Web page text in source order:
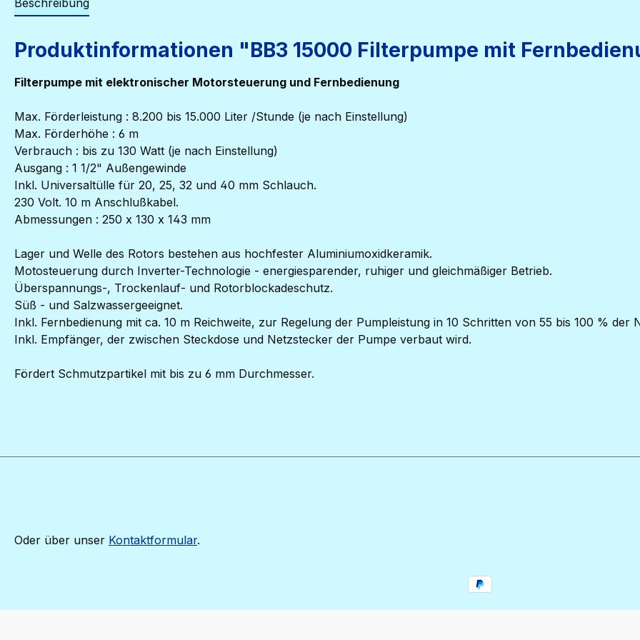
Beschreibung
Produktinformationen "BB3 15000 Filterpumpe mit
Filterpumpe mit elektronischer Motorsteuerung und Fernbedienung
Max. Förderleistung : 8.200 bis 15.000 Liter /Stunde (je nach Einstellung)
Max. Förderhöhe : 6 m
Verbrauch : bis zu 130 Watt (je nach Einstellung)
Ausgang : 1 1/2" Außengewinde
Inkl. Universaltülle für 20, 25, 32 und 40 mm Schlauch.
230 Volt. 10 m Anschlußkabel.
Abmessungen : 250 x 130 x 143 mm
Lager und Welle des Rotors bestehen aus hochfester Aluminiumoxidkeramik.
Motosteuerung durch Inverter-Technologie - energiesparender, ruhiger und gleichmäßiger Betrieb.
Überspannungs-, Trockenlauf- und Rotorblockadeschutz.
Süß - und Salzwassergeeignet.
Inkl. Fernbedienung mit ca. 10 m Reichweite, zur Regelung der Pumpleistung in 10 Schritten von 55 bis 100 % der
Inkl. Empfänger, der zwischen Steckdose und Netzstecker der Pumpe verbaut wird.
Fördert Schmutzpartikel mit bis zu 6 mm Durchmesser.
Oder über unser Kontaktformular.